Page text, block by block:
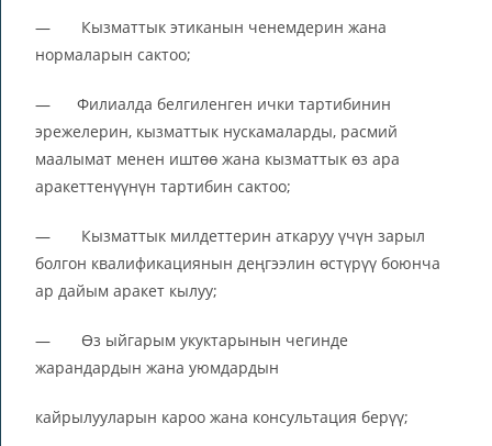
— Кызматтык этиканын ченемдерин жана
нормаларын сактоо;
— Филиалда белгиленген ички тартибинин
эрежелерин, кызматтык нускамаларды, расмий
маалымат менен иштөө жана кызматтык өз ара
аракеттенүүнүн тартибин сактоо;
— Кызматтык милдеттерин аткаруу үчүн зарыл
болгон квалификациянын деңгээлин өстүрүү боюнча
ар дайым аракет кылуу;
— Өз ыйгарым укуктарынын чегинде
жарандардын жана уюмдардын
кайрылууларын кароо жана консультация берүү;